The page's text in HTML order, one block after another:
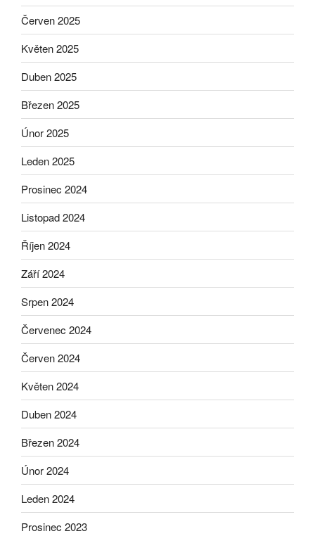
Červen 2025
Květen 2025
Duben 2025
Březen 2025
Únor 2025
Leden 2025
Prosinec 2024
Listopad 2024
Říjen 2024
Září 2024
Srpen 2024
Červenec 2024
Červen 2024
Květen 2024
Duben 2024
Březen 2024
Únor 2024
Leden 2024
Prosinec 2023